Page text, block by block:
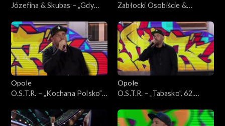
Józefina & Skubas – „Gdy
Koncert „Premiery”
Zabłocki Osobiście &
62. KFPP: Koncert
„Premiery”
Opole
O.S.T.R. – „Kochana Polsko”.
Jedno podwórko”
Opole
O.S.T.R. – „Tabasko”. 62.
Jedno podwórko”